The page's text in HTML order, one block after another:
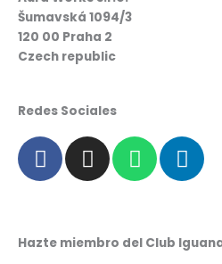
Šumavská 1094/3
120 00 Praha 2
Czech republic
Redes Sociales
F
a
c
b
I
n
s
a
W
h
a
s
L
i
n
e
Hazte miembro del Club